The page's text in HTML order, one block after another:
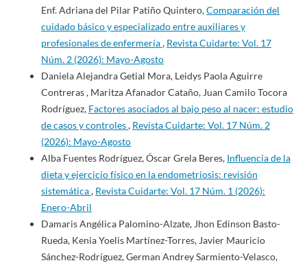
Enf. Adriana del Pilar Patiño Quintero,Comparación del
cuidado básico y especializado entre auxiliares y
profesionales de enfermería, Revista Cuidarte: Vol. 17
Núm. 2 (2026): Mayo-Agosto
Daniela Alejandra Getial Mora, Leidys Paola Aguirre
Contreras , Maritza Afanador Cataño, Juan Camilo Tocora
Rodríguez, Factores asociados al bajo peso al nacer: estudio
de casos y controles, Revista Cuidarte: Vol. 17 Núm. 2
(2026): Mayo-Agosto
Alba Fuentes Rodríguez, Óscar Grela Beres, Influencia de la
dieta y ejercicio físico en la endometriosis: revisión
sistemática, Revista Cuidarte: Vol. 17 Núm. 1 (2026):
Enero-Abril
Damaris Angélica Palomino-Alzate, Jhon Edinson Basto-
Rueda, Kenia Yoelis Martínez-Torres, Javier Mauricio
Sánchez-Rodríguez, German Andrey Sarmiento-Velasco,